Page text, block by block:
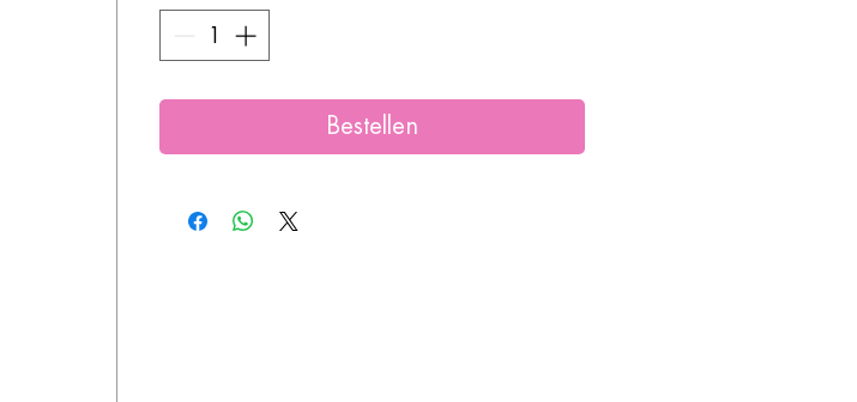
Bestellen